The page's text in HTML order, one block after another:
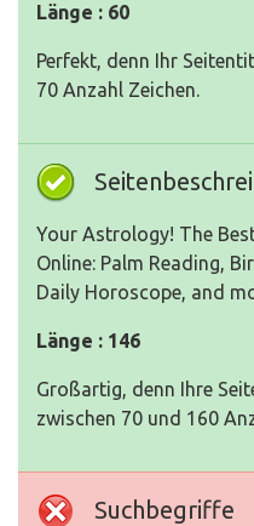
Länge : 60
Perfekt, denn Ihr
70 Anzahl Zeichen.
Your Astrology! The
Online: Palm Reading,
Daily Horoscope, and
Länge : 146
Großartig, denn Ihre
zwischen 70 und 160
Suchbegriffe